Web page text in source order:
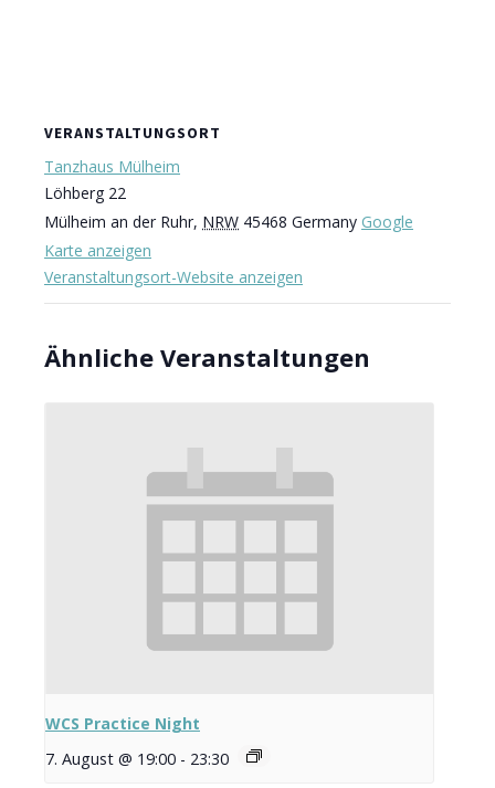
VERANSTALTUNGSORT
Tanzhaus Mülheim
Löhberg 22
Mülheim an der Ruhr, NRW 45468 Germany Google
Karte anzeigen
Veranstaltungsort-Website anzeigen
Ähnliche Veranstaltungen
WCS Practice Night
7. August @ 19:00 - 23:30